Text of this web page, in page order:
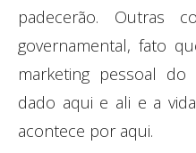
padecerão. Outras
governamental, fato
marketing pessoal
dado aqui e ali e a
acontece por aqui.